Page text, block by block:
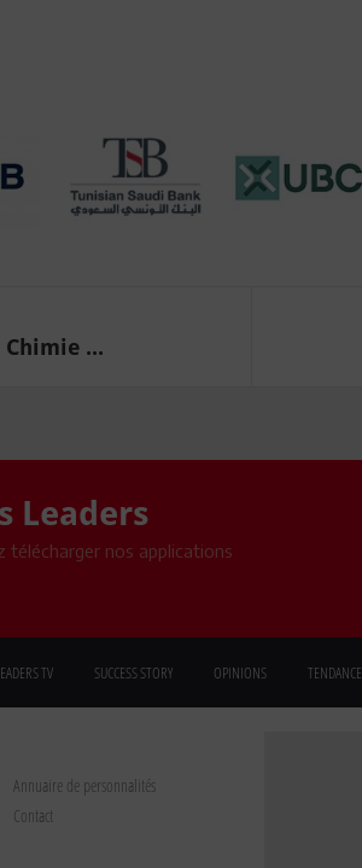
...
Leaders
nos applications
TV SUCCESS STORY OPINIONS TENDANCE
Annuaire de personnalités
Contact